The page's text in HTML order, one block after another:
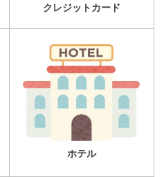
クレジットカード
ホテル